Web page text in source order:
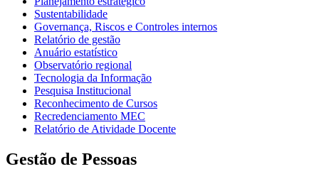
Sustentabilidade
Governança, Riscos e Controles internos
Relatório de gestão
Anuário estatístico
Observatório regional
Tecnologia da Informação
Pesquisa Institucional
Reconhecimento de Cursos
Recredenciamento MEC
Relatório de Atividade Docente
Gestão de Pessoas